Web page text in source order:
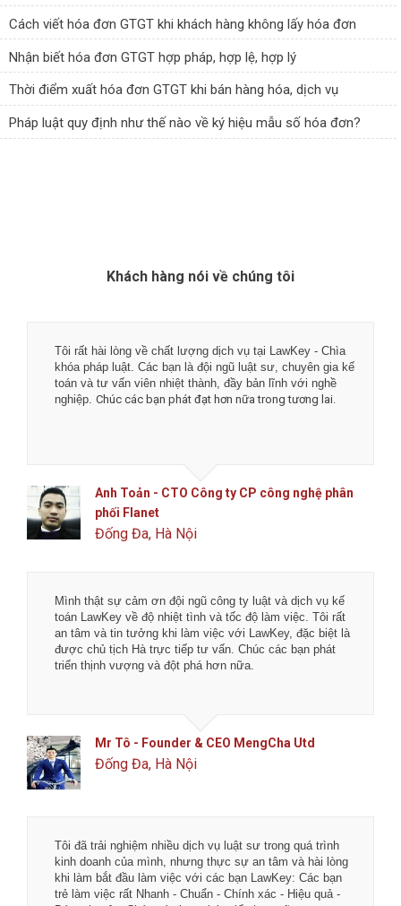
Cách viết hóa đơn GTGT khi khách hàng không lấy hóa đơn
Nhận biết hóa đơn GTGT hợp pháp, hợp lệ, hợp lý
Thời điểm xuất hóa đơn GTGT khi bán hàng hóa, dịch vụ
Pháp luật quy định như thế nào về ký hiệu mẫu số hóa đơn?
Khách hàng nói về chúng tôi
Tôi rất hài lòng về chất lượng dịch vụ tại LawKey - Chìa
khóa pháp luật. Các bạn là đội ngũ luật sư, chuyên gia kế
toán và tư vấn viên nhiệt thành, đầy bản lĩnh với nghề
nghiệp.Chúc các bạn phát đạt hơn nữa trong tương lai.
Anh Toản - CTO Công ty CP công nghệ phân
phối Flanet
Đống Đa, Hà Nội
Mình thật sự cảm ơn đội ngũ công ty luật và dịch vụ kế
toán LawKey về độ nhiệt tình và tốc độ làm việc. Tôi rất
an tâm và tin tưởng khi làm việc với LawKey, đặc biệt là
được chủ tịch Hà trực tiếp tư vấn. Chúc các bạn phát
triển thịnh vượng và đột phá hơn nữa.
Mr Tô - Founder & CEO MengCha Utd
Đống Đa, Hà Nội
Tôi đã trải nghiệm nhiều dịch vụ luật sư trong quá trình
kinh doanh của mình, nhưng thực sự an tâm và hài lòng
khi làm bắt đầu làm việc với các bạn LawKey: Các bạn
trẻ làm việc rất Nhanh - Chuẩn - Chính xác - Hiệu quả -